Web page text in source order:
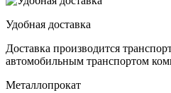
Удобная доставка
Доставка производится
автомобильным транспортом
Металлопрокат